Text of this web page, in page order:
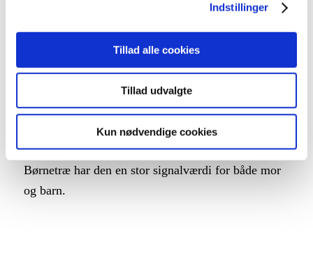
Indstillinger
Tillad alle cookies
Tillad udvalgte
Kun nødvendige cookies
Med en rygsæk som redskab til at tale med
4. februar 2022
På Kvindehjemmet får alle børn, der flytter ind med
deres mor, en rygsæk fuld af legetøj og praktiske
fornødenheder. Rygsækken er fra kronprinsesse
Mary, og for pædagogerne i Kvindehjemmets
Børnetræ har den en stor signalværdi for både mor
og barn.